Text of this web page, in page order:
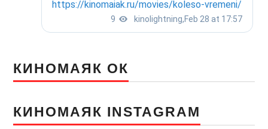
КИНОМАЯК ОК
КИНОМАЯК INSTAGRAM